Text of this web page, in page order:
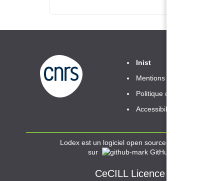
Inist
Mentions légales
Politique de confidentialité
Accessibilité
Lodex est un logiciel open source disponible
sur
GitHub
CeCILL Licence